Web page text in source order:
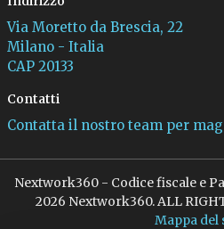
Via Moretto da Brescia, 22
Milano - Italia
CAP 20133
Contatti
Contatta il nostro team per
Nextwork360 - Codice fiscale e
2026 Nextwork360. ALL
Mappa del